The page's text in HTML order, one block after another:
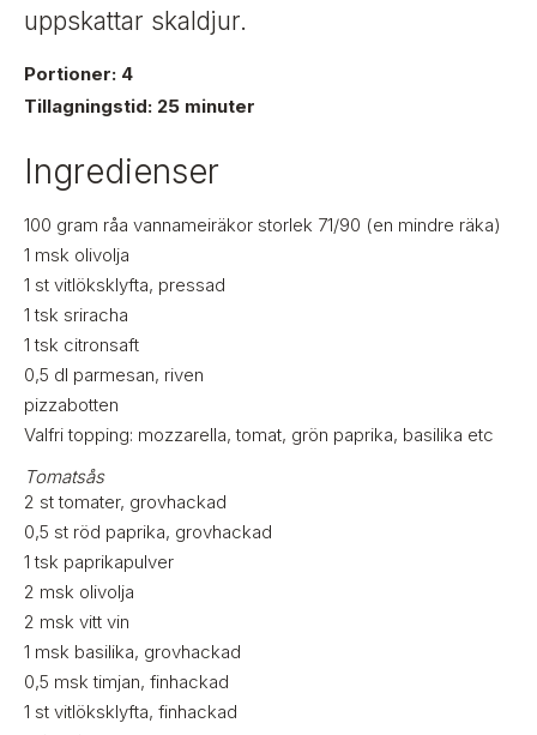
uppskattar skaldjur.
Portioner: 4
Tillagningstid: 25 minuter
Ingredienser
100 gram råa vannameiräkor storlek 71/90 (en mindre räka)
1 msk olivolja
1 st vitlöksklyfta, pressad
1tsk sriracha
1tsk citronsaft
0,5 dl parmesan, riven
pizzabotten
Valfri topping: mozzarella, tomat, grön paprika, basilika etc
Tomatsås
2 sttomater, grovhackad
0,5 st röd paprika, grovhackad
1tsk paprikapulver
2 msk olivolja
2 msk vitt vin
1 msk basilika, grovhackad
0,5 msktimjan, finhackad
1 st vitlöksklyfta, finhackad